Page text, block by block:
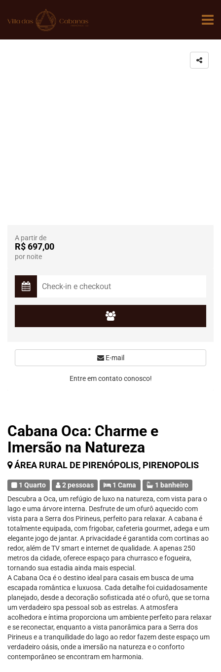
Cabana Oca: Charme e
Imersão na Natureza
ÁREA RURAL DE PIRENÓPOLIS, PIRENOPOLIS
1 Quarto 2 pessoas 1 Cama
1 banheiro
Descubra a Oca, um refúgio de luxo na natureza, com vista para o
lago e uma árvore interna. Desfrute de um ofurô aquecido com
vista para a Serra dos Pirineus, perfeito para relaxar. A cabana é
totalmente equipada, com frigobar, cafeteria gourmet, adega e um
elegante jogo de jantar. A privacidade é garantida com cortinas ao
redor, além de TV smart e internet de qualidade. A apenas 250
metros da cidade, oferece espaço para churrasco e fogueira,
tornando sua estadia ainda mais especial.
A Cabana Oca é o destino ideal para casais em busca de uma
escapada romântica e luxuosa. Cada detalhe foi cuidadosamente
planejado, desde a decoração sofisticada até o ofurô, que se torna
um verdadeiro spa pessoal sob as estrelas. A atmosfera
acolhedora e íntima proporciona um ambiente perfeito para relaxar
e se reconectar, enquanto a vista panorâmica para a Serra dos
Pirineus e a tranquilidade do lago ao redor fazem deste espaço um
verdadeiro oásis, onde a imersão na natureza e o conforto
contemporâneo se encontram em harmonia.
A partir de
R$ 697,00
por noite
E-mail
Entre em contato conosco!